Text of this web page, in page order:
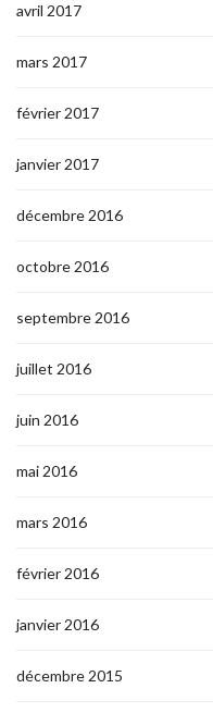
avril 2017
mars 2017
février 2017
janvier 2017
décembre 2016
octobre 2016
septembre 2016
juillet 2016
juin 2016
mai 2016
mars 2016
février 2016
janvier 2016
décembre 2015